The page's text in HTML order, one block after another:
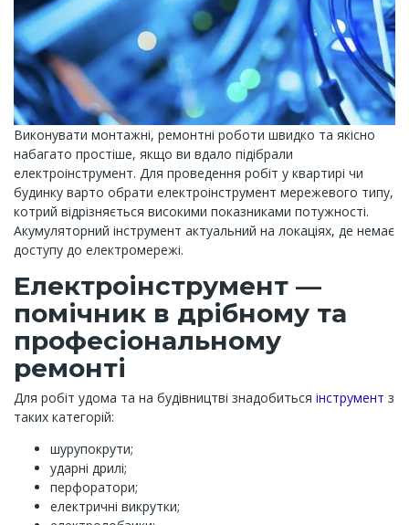
Виконувати монтажні, ремонтні роботи швидко та якісно
набагато простіше, якщо ви вдало підібрали
електроінструмент. Для проведення робіт у квартирі чи
будинку варто обрати електроінструмент мережевого типу,
котрий відрізняється високими показниками потужності.
Акумуляторний інструмент актуальний на локаціях, де немає
доступу до електромережі.
Електроінструмент —
помічник в дрібному та
професіональному
ремонті
Для робіт удома та на будівництві знадобиться інструмент з
таких категорій:
шурупокрути;
ударні дрилі;
перфоратори;
електричні викрутки;